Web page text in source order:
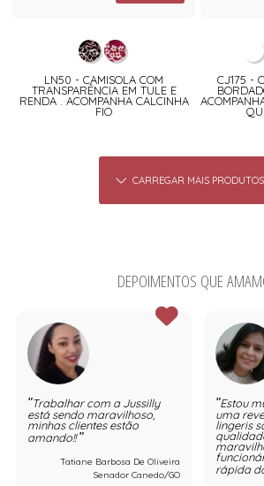
LN50 - CAMISOLA COM
TRANSPARÊNCIA EM TULE E
RENDA . ACOMPANHA CALCINHA
FIO
CJ175 -
CARREGAR MAIS PRODUTOS
DEPOIMENTOS QUE
Trabalhar com a Jussilly
está sendo maravilhoso,
minhas clientes estão
amando!!
Tatiane Barbosa De Oliveira
Senador Canedo/GO
Estou
uma
lingeris
rápida